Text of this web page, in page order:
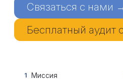
Связаться с нами
Бесплатный аудит
1 Миссия